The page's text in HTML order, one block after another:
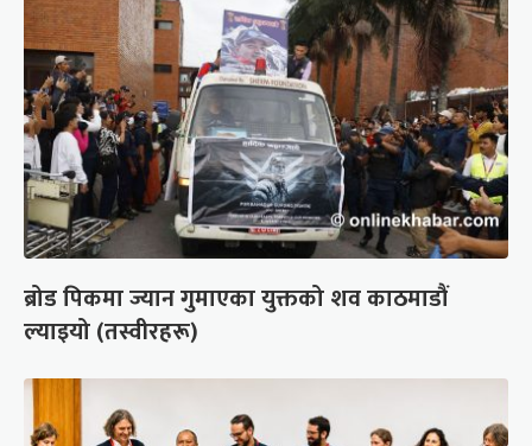
ब्रोड पिकमा ज्यान गुमाएका युक्तको शव काठमाडौं
ल्याइयो (तस्वीरहरू)